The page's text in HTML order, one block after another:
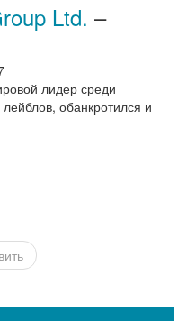
Ltd. –
лидер среди
обанкротился и